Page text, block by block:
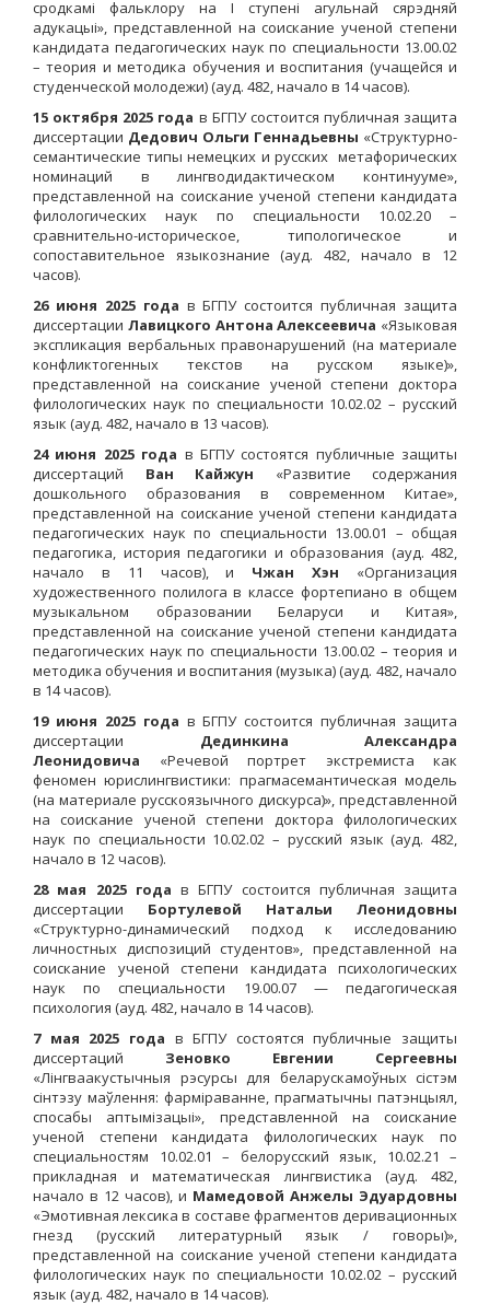
сродкамi фальклору на I ступенi агульнай сярэдняй
адукацыi», представленной на соискание ученой степени
кандидата педагогических наук по специальности 13.00.02
– теория и методика обучения и воспитания (учащейся и
студенческой молодежи) (ауд. 482, начало в 14 часов).
15 октября 2025 года в БГПУ состоится публичная защита
диссертации Дедович Ольги Геннадьевны «Структурно-
семантические типы немецких и русских метафорических
номинаций в лингводидактическом континууме»,
представленной на соискание ученой степени кандидата
филологических наук по специальности 10.02.20 –
сравнительно-историческое, типологическое и
сопоставительное языкознание (ауд. 482, начало в 12
часов).
26 июня 2025 года в БГПУ состоится публичная защита
диссертации Лавицкого Антона Алексеевича «Языковая
экспликация вербальных правонарушений (на материале
конфликтогенных текстов на русском языке)»,
представленной на соискание ученой степени доктора
филологических наук по специальности 10.02.02 – русский
язык (ауд. 482, начало в 13 часов).
24 июня 2025 года в БГПУ состоятся публичные защиты
диссертаций Ван Кайжун «Развитие содержания
дошкольного образования в современном Китае»,
представленной на соискание ученой степени кандидата
педагогических наук по специальности 13.00.01 – общая
педагогика, история педагогики и образования (ауд. 482,
начало в 11 часов), и Чжан Хэн «Организация
художественного полилога в классе фортепиано в общем
музыкальном образовании Беларуси и Китая»,
представленной на соискание ученой степени кандидата
педагогических наук по специальности 13.00.02 – теория и
методика обучения и воспитания (музыка) (ауд. 482, начало
в 14 часов).
19 июня 2025 года в БГПУ состоится публичная защита
диссертации Дединкина Александра
Леонидовича «Речевой портрет экстремиста как
феномен юрислингвистики: прагмасемантическая модель
(на материале русскоязычного дискурса)», представленной
на соискание ученой степени доктора филологических
наук по специальности 10.02.02 – русский язык (ауд. 482,
начало в 12 часов).
28 мая 2025 года в БГПУ состоится публичная защита
диссертации Бортулевой Натальи Леонидовны
«Структурно-динамический подход к исследованию
личностных диспозиций студентов», представленной на
соискание ученой степени кандидата психологических
наук по специальности 19.00.07 — педагогическая
психология (ауд. 482, начало в 14 часов).
7 мая 2025 года в БГПУ состоятся публичные защиты
диссертаций Зеновко Евгении Сергеевны
«Лінгваакустычныя рэсурсы для беларускамоўных сістэм
сінтэзу маўлення: фарміраванне, прагматычны патэнцыял,
спосабы аптымізацыі», представленной на соискание
ученой степени кандидата филологических наук по
специальностям 10.02.01 – белорусский язык, 10.02.21 –
прикладная и математическая лингвистика (ауд. 482,
начало в 12 часов), и Мамедовой Анжелы Эдуардовны
«Эмотивная лексика в составе фрагментов деривационных
гнезд (русский литературный язык / говоры)»,
представленной на соискание ученой степени кандидата
филологических наук по специальности 10.02.02 – русский
язык (ауд. 482, начало в 14 часов).